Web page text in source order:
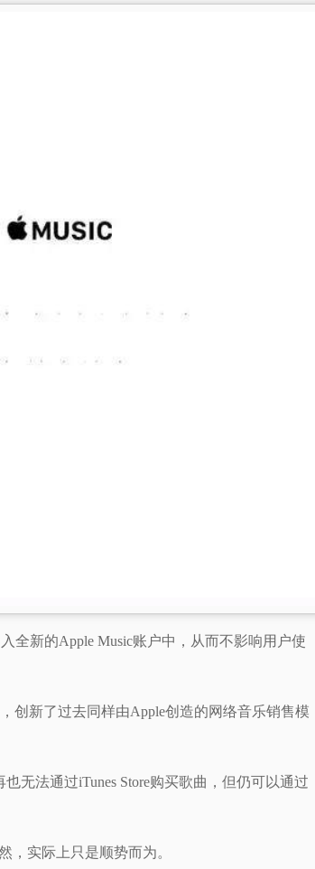
全新的Apple Music账户中，从而不影响用户使
创新了过去同样由Apple创造的网络音乐销售模
无法通过iTunes Store购买歌曲，但仍可以通过
，实际上只是顺势而为。